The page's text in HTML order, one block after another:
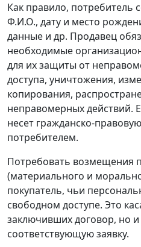
Как правило, потребитель
Ф.И.О., дату и место
данные и др. Продавец
необходимые
для их защиты от
доступа, уничтожения,
копирования,
неправомерных действий.
несет гражданско-
потребителем.
Потребовать возмещения
(материального и
покупатель, чьи
свободном доступе. Это
заключивших договор, но
соответствующую заявку.